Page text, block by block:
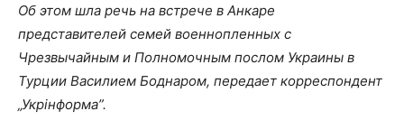
Об этом шла речь на встрече в Анкаре
представителей семей военнопленных с
Чрезвычайным и Полномочным послом Украины в
Турции Василием Боднаром, передает корреспондент
„Укрінформа”.